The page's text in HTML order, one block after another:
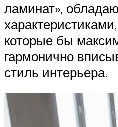
ламинат»,
которые бы
гармонично
стиль интерьера.